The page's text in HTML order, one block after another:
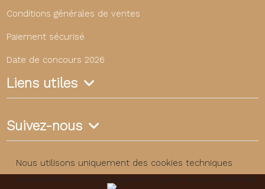
Conditions générales de ventes
Paiement sécurisé
Date de concours 2026
Liens utiles
Suivez-nous
Nous utilisons uniquement des cookies techniques
nécessaires au fonctionnement du site. Aucun cookie de